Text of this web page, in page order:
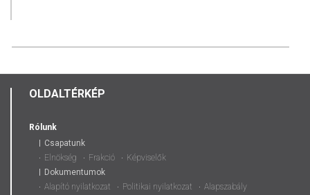
OLDALTÉRKÉP
Rólunk
Csapatunk
Elnökség
Frakció
Képviselők
Dokumentumok
Alapító nyilatkozat
Politikai nyilatkozat
Alapszabály